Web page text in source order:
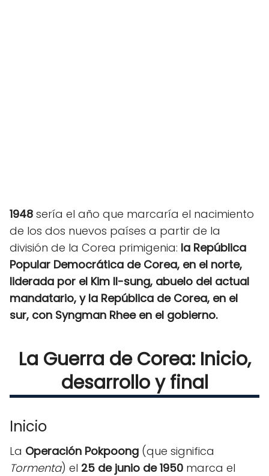
1948 sería el año que marcaría el nacimiento
de los dos nuevos países a partir de la
división de la Corea primigenia: la República
Popular Democrática de Corea, en el norte,
liderada por el Kim Il-sung, abuelo del actual
mandatario, y la República de Corea, en el
sur, con Syngman Rhee en el gobierno.
La Guerra de Corea: Inicio,
desarrollo y final
Inicio
La Operación Pokpoong (que significa
Tormenta) el 25 de junio de 1950 marca el